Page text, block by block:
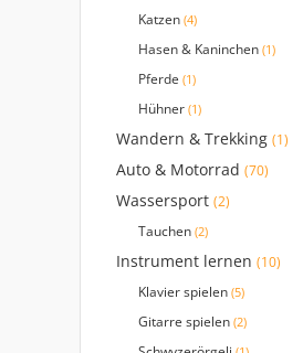
Katzen (4)
Hasen & Kaninchen (1)
Pferde (1)
Hühner (1)
Wandern & Trekking (1)
Auto & Motorrad (70)
Wassersport (2)
Tauchen (2)
Instrument lernen (10)
Klavier spielen (5)
Gitarre spielen (2)